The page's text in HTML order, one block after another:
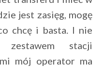
jest zasięg, mogę
chcę i basta. I nie
zestawem stacji
mój operator ma